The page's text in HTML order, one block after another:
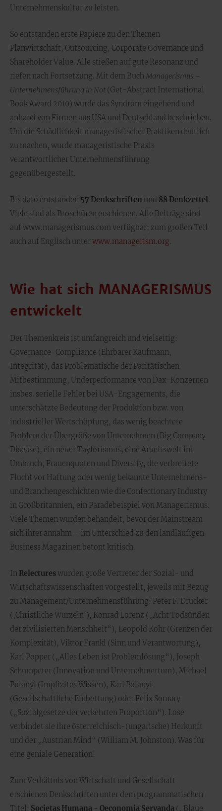
Unternehmenskultur zu leisten.
So entstanden erste Papiere zu den Themen
Planwirtschaft, Outsourcing, Corporate Governance und
Shareholder Value. Alle stießen auf gute Resonanz und
riefen nach Fortsetzung. Mit dem Buch Managerismus –
Unternehmensführung in Not (Get-Abstract International
Book Award 2010) wurde das Syndrom eingehend und
anhand von Firmen aus USA und Deutschland beschrieben.
Um die Schädlichkeit manageristischer Praktiken deutlich
zu machen‚ wurde manageristische Praxis
verantwortlicher Unternehmensführung
gegenübergestellt.
Bis dato entstanden 57 Denkschriften und 88 Denkzettel.
Viele sind als Broschüren erschienen. Alle Beiträge sind
auf www.managerismus.com verfügbar; zum großen Teil
auch auf Englisch unterwww.managerism.org.
Wie hat sich MANAGERISMUS
entwickelt
Der Themenkreis ist umfangreich und vielseitig:
Governance-Compliance (Ehrbarer Kaufmann,
Integrität), das Problematische der Paritätischen
Mitbestimmung, Underperformance von Dax-Konzernen
insbes. serielle Fehler bei USA-Engagements, die
unterschätzte Bedeutung der Produktion bzw. von
industrieller Wertschöpfung, das wenig beachtete
Problem der Übergröße von Unternehmen (Big Company
Disease), ein neuer Taylorismus, eine Arbeitswelt im
Umbruch, Frauenquoten und Diversity, die verbreitete
Flucht vor Haftung oder wenig bekannte Unternehmens-
und Branchengeschichten wie die Confectionary Industry
in Großbritannien, ein Paradebeispiel von Managerismus.
Viele Themen wurden behandelt, bevor der Mainstream
sich ihrer annahm – im Unterschied zu den landläufigen
Business Magazinen betont kritisch.
In Relectureswurden große Vertreter der Sozial- und
Wirtschaftswissenschaften vorgestellt, jeweils mit Bezug
zu Management/Unternehmensführung: Peter F. Drucker
(‚Christliche Wurzeln‘), Konrad Lorenz („Acht Todsünden
der zivilisierten Menschheit“), Leopold Kohr (Grenzen der
Komplexität), Viktor Frankl (Sinn und Verantwortung),
Karl Popper („Alles Leben ist Problemlösung“), Joseph
Schumpeter (Innovation und Unternehmertum), Michael
Polanyi (Implizites Wissen), Karl Polanyi
(Gesellschaftliche Einbettung) oder Felix Somary
(„Sozialgesetze der verkehrten Proportion“). Lose
verbindet sie ihre österreichisch-(ungarische) Herkunft
und der „Austrian Mind“ (William M. Johnston). Was für
eine geniale Generation!
Zum Verhältnis von Wirtschaft und Gesellschaft
erschienen Denkschriften unter dem programmatischen
Titel: Societas Humana - Oeconomia Servanda („Blaue